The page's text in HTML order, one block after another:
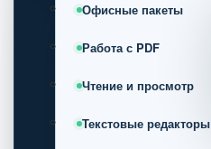
Офисные пакеты
Работа с PDF
Чтение и просмотр
Текстовые редакторы